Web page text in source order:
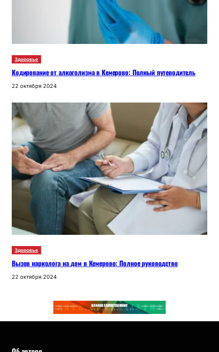
Здоровье
Кодирование от алкоголизма в Кемерово: Полный путеводитель
22 октября 2024
Здоровье
Вызов нарколога на дом в Кемерово: Полное руководство
22 октября 2024